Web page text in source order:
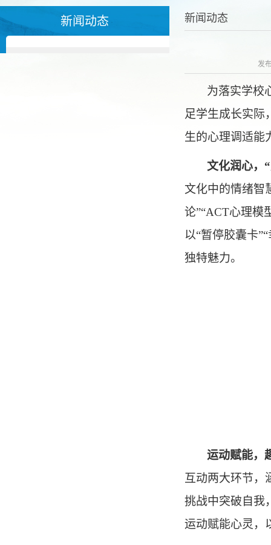
新闻动态 新闻动态
发
为落实学校
足学生成长实际
生的心理调适能
文化润心， “
文化中的情绪智
论”“ACT心理模
以“暂停胶囊卡”“
独特魅力。
运动赋能，
互动两大环节，
挑战中突破自我
运动赋能心灵，